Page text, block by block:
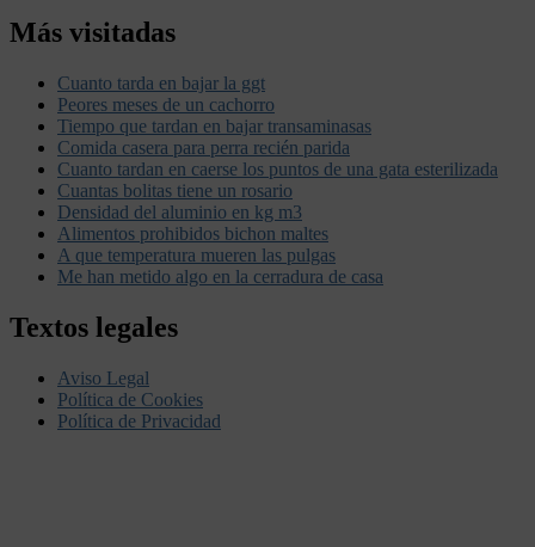
Más visitadas
Cuanto tarda en bajar la ggt
Peores meses de un cachorro
Tiempo que tardan en bajar transaminasas
Comida casera para perra recién parida
Cuanto tardan en caerse los puntos de una gata esterilizada
Cuantas bolitas tiene un rosario
Densidad del aluminio en kg m3
Alimentos prohibidos bichon maltes
A que temperatura mueren las pulgas
Me han metido algo en la cerradura de casa
Textos legales
Aviso Legal
Política de Cookies
Política de Privacidad